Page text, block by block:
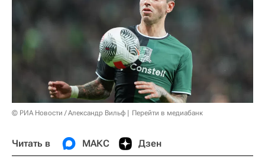
© РИА Новости / Александр Вильф Перейти в медиабанк
Читать в МАКС Дзен